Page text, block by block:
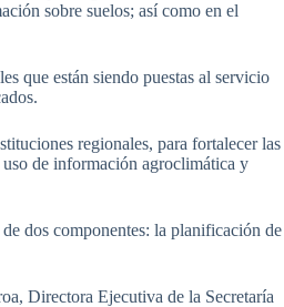
sobre suelos; así como en el
que están siendo puestas al servicio
regionales, para fortalecer las
uso de información agroclimática y
dos componentes: la planificación de
Directora Ejecutiva de la Secretaría